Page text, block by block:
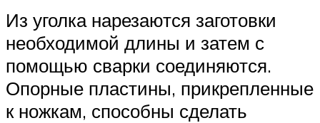
Из уголка нарезаются заготовки
необходимой длины и затем с
помощью сварки соединяются.
Опорные пластины, прикрепленные
к ножкам, способны сделать